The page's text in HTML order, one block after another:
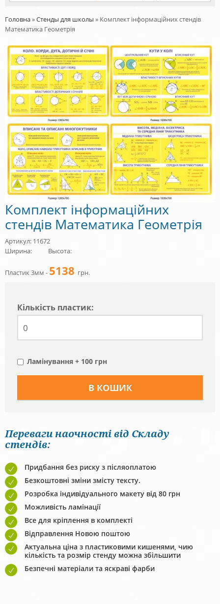
Головна»Стенды для школы » Комплект інформаційних стендів
Математика Геометрія
Комплект інформаційних
стендів Математика Геометрія
Артикул: 11672
Ширина:
Высота:
Пластик 3мм - 5138 грн.
Кiлькiсть пластик:
Ламінування + 100 грн
Переваги наочності від Складу
стендів:
Придбання без риску з післяоплатою
Безкоштовні зміни змісту тексту.
Розробка індивідуального макету від 80 грн
Можливість ламінації
Все для кріплення в комплекті
Відправлення Новою поштою
Актуальна ціна з пластиковими кишенями, чию
кількість та розмір стенду можна збільшити
Безпечні матеріали та яскраві фарби